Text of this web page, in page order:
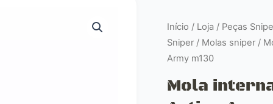
Início / Loja / Peças
Sniper / Molas sniper /
Army m130
Mola